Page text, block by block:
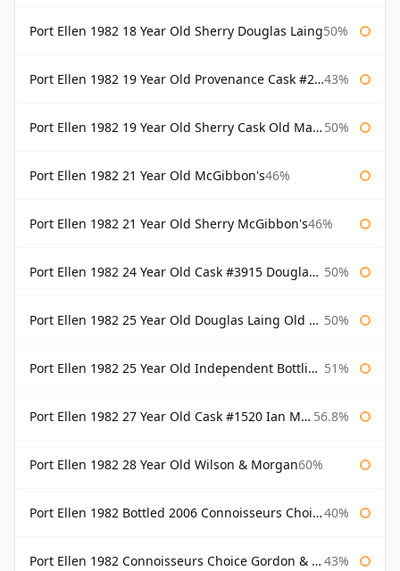
Port Ellen 1982 18 Year Old Sherry Douglas Laing50%
Port Ellen 1982 19 Year Old Provenance Cask #2733 McGibbon's 43%
Port Ellen 1982 19 Year Old Sherry Cask Old Malt Cask Douglas Laing 50%
Port Ellen 1982 21 Year Old McGibbon's46%
Port Ellen 1982 21 Year Old Sherry McGibbon's46%
Port Ellen 1982 24 Year Old Cask #3915 Douglas Laing Old Malt Cask 50%
Port Ellen 1982 25 Year Old Douglas Laing Old Malt Cask 50%
Port Ellen 1982 25 Year Old Independent Bottling Bottled 2007 51%
Port Ellen 1982 27 Year Old Cask #1520 Ian Macleod Chieftain 56.8%
Port Ellen 1982 28 Year Old Wilson & Morgan60%
Port Ellen 1982 Bottled 2006 Connoisseurs Choice Gordon & Macphail 40%
Port Ellen 1982 Connoisseurs Choice Gordon & Macphail 43%